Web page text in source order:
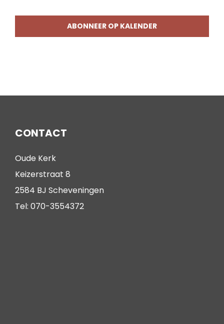
ABONNEER OP KALENDER
CONTACT
Oude Kerk
Keizerstraat 8
2584 BJ Scheveningen
Tel: 070-3554372